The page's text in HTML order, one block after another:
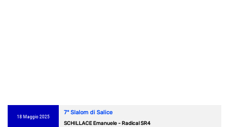
18 Maggio 2025
7° Slalom di Salice
SCHILLACE Emanuele - Radical SR4